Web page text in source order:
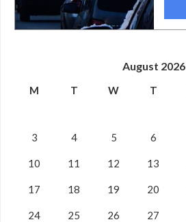
August 2026
M T W T
3 4 5 6
10 11 12 13
17 18 19 20
24 25 26 27